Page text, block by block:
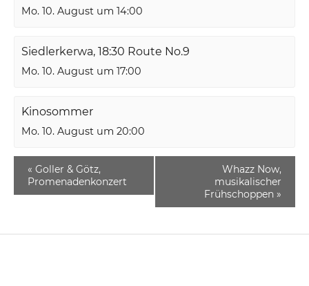
Mo. 10. August um 14:00
Siedlerkerwa, 18:30 Route No.9
Mo. 10. August um 17:00
Kinosommer
Mo. 10. August um 20:00
« Goller & Götz,
Promenadenkonzert
Whazz Now,
musikalischer
Frühschoppen »